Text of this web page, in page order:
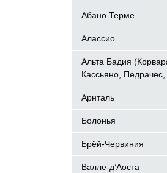
Абано Терме
Алассио
Альта Бадия
Кассьяно,
Арнталь
Болонья
Брёй-Червиния
Валле-д’Аоста